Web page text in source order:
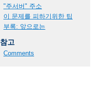
"주서버" 주소
이 문제를 피하기위한 팁
부록: 앞으로는
참고
Comments